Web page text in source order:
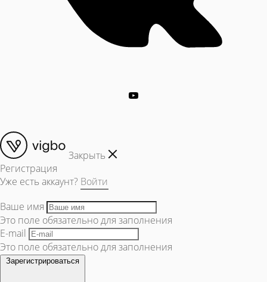
Закрыть
Регистрация
Уже есть аккаунт? Войти
Ваше имя
Это поле обязательно для заполнения
E-mail
Это поле обязательно для заполнения
Зарегистрироваться